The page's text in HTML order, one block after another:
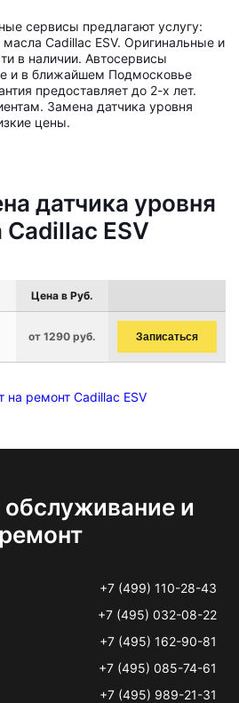
сервисы предлагают услугу:
Cadillac ESV. Оригинальные и
в наличии. Автосервисы
и в ближайшем Подмосковье
предоставляет до 2-х лет.
Замена датчика уровня
цены.
датчика уровня
ESV
Цена в Руб.
от 1290 руб. Записаться
на ремонт Cadillac ESV
обслуживание и
ремонт
+7 (499) 110-28-43
+7 (495) 032-08-22
+7 (495) 162-90-81
+7 (495) 085-74-61
+7 (495) 989-21-31